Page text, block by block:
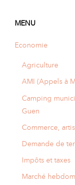
MENU
Economie
Agriculture
AMI (Appels à
Camping
Guen
Commerce,
Demande de
Impôts et taxes
Marché